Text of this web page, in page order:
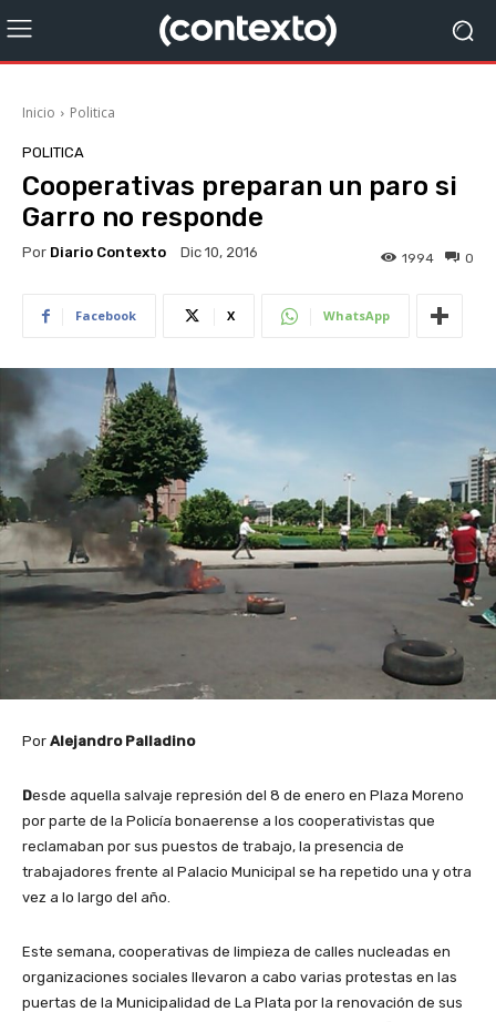
Inicio Politica
POLITICA
Cooperativas preparan un paro si
Garro no responde
Por Diario Contexto Dic 10, 2016 0
1994
Facebook X WhatsApp
Por Alejandro Palladino
Desde aquella salvaje represión del 8 de enero en Plaza Moreno
por parte de la Policía bonaerense a los cooperativistas que
reclamaban por sus puestos de trabajo, la presencia de
trabajadores frente al Palacio Municipal se ha repetido una y otra
vez a lo largo del año.
Este semana, cooperativas de limpieza de calles nucleadas en
organizaciones sociales llevaron a cabo varias protestas en las
puertas de la Municipalidad de La Plata por la renovación de sus